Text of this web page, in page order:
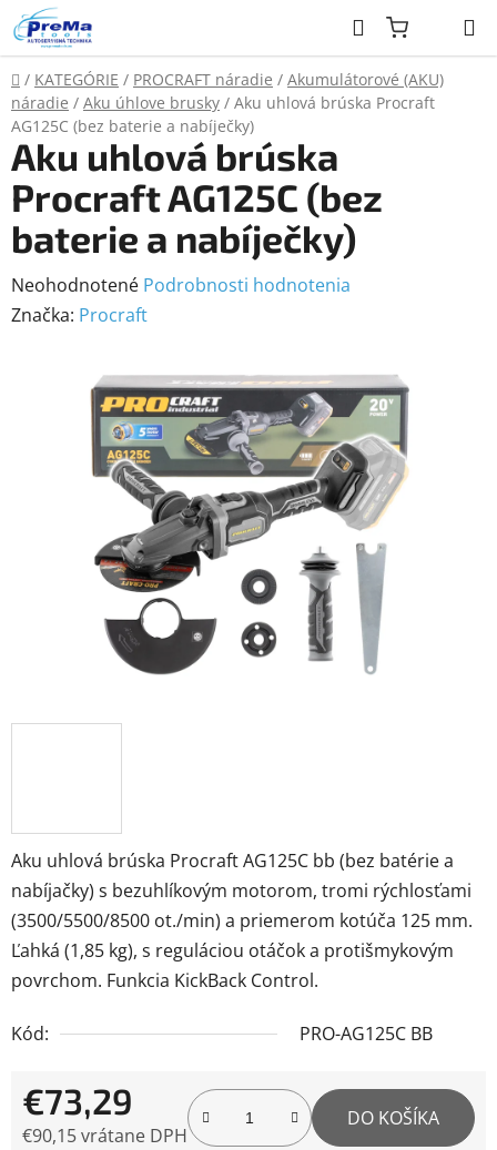
Prejsť
na
obsah
Hľadať
Domov
/ KATEGÓRIE / PROCRAFT náradie / Akumulátorové (AKU)
náradie / Aku úhlove brusky / Aku uhlová brúska Procraft
AG125C (bez baterie a nabíječky)
Aku uhlová brúska Procraft AG125C bb (bez batérie a
nabíjačky) s bezuhlíkovým motorom, tromi rýchlosťami
(3500/5500/8500 ot./min) a priemerom kotúča 125 mm.
Ľahká (1,85 kg), s reguláciou otáčok a protišmykovým
povrchom. Funkcia KickBack Control.
Kód: PRO-AG125C BB
€73,29
€90,15 vrátane DPH
DO KOŠÍKA
Aku uhlová brúska
Procraft AG125C (bez
baterie a nabíječky)
Priemerné
hodnotenie
Neohodnotené Podrobnosti hodnotenia
Značka: Procraft